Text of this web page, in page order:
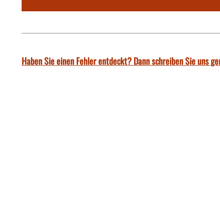
Haben Sie einen Fehler entdeckt? Dann schreiben Sie uns